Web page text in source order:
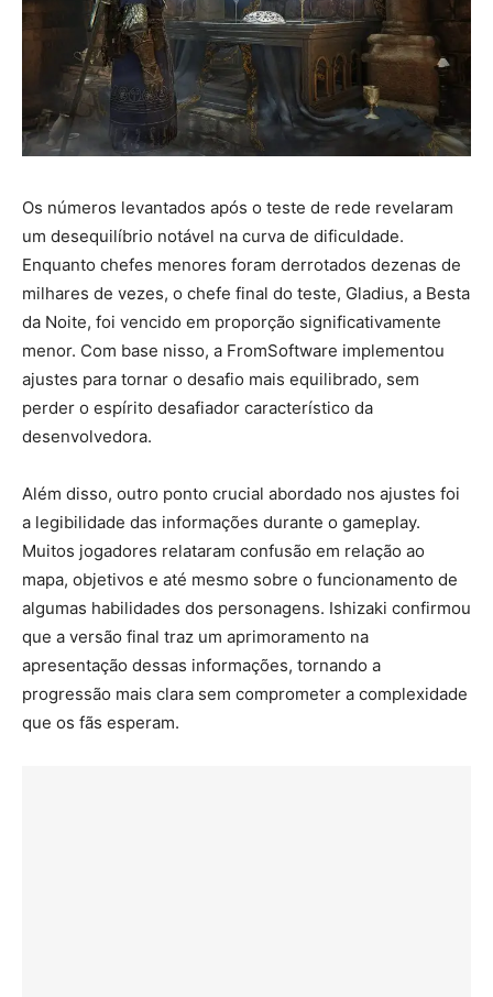
Os números levantados após o teste de rede revelaram
um desequilíbrio notável na curva de dificuldade.
Enquanto chefes menores foram derrotados dezenas de
milhares de vezes, o chefe final do teste, Gladius, a Besta
da Noite, foi vencido em proporção significativamente
menor. Com base nisso, a FromSoftware implementou
ajustes para tornar o desafio mais equilibrado, sem
perder o espírito desafiador característico da
desenvolvedora.
Além disso, outro ponto crucial abordado nos ajustes foi
a legibilidade das informações durante o gameplay.
Muitos jogadores relataram confusão em relação ao
mapa, objetivos e até mesmo sobre o funcionamento de
algumas habilidades dos personagens. Ishizaki confirmou
que a versão final traz um aprimoramento na
apresentação dessas informações, tornando a
progressão mais clara sem comprometer a complexidade
que os fãs esperam.